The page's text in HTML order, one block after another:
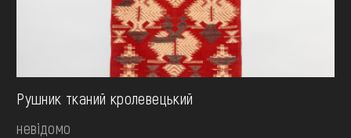
Рушник тканий кролевецький
невідомо